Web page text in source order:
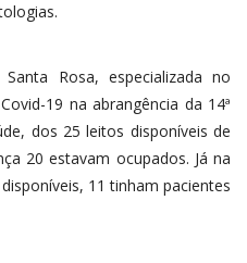
Rosa, especializada no
19 na abrangência da 14ª
dos 25 leitos disponíveis de
20 estavam ocupados. Já na
11 tinham pacientes